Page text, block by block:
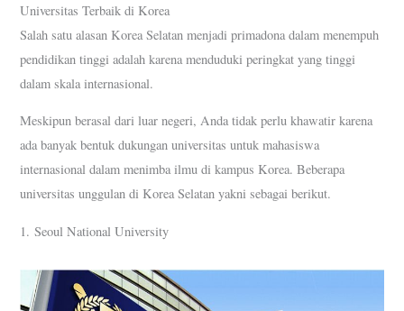
Universitas Terbaik di Korea
Salah satu alasan Korea Selatan menjadi primadona dalam menempuh
pendidikan tinggi adalah karena menduduki peringkat yang tinggi
dalam skala internasional.
Meskipun berasal dari luar negeri, Anda tidak perlu khawatir karena
ada banyak bentuk dukungan universitas untuk mahasiswa
internasional dalam menimba ilmu di kampus Korea. Beberapa
universitas unggulan di Korea Selatan yakni sebagai berikut.
1. Seoul National University